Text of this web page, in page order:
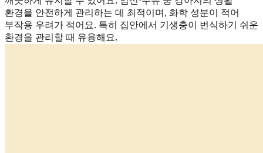
환경을 안전하게 관리하는 데 최적이며, 화학 성분이 적어
부작용 우려가 적어요. 특히 집안에서 기생충이 번식하기 쉬운
환경을 관리할 때 유용해요.